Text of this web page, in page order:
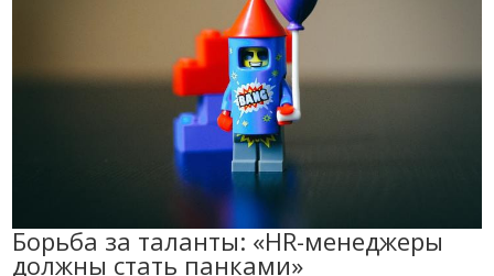
Борьба за таланты: «HR-менеджеры
должны стать панками»